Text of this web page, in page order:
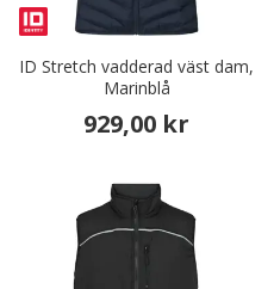
ID Stretch vadderad väst dam,
Marinblå
929,00 kr